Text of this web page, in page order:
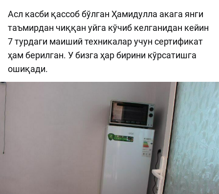
Асл касби қассоб бўлган Ҳамидулла акага янги
таъмирдан чиққан уйга кўчиб келганидан кейин
7 турдаги маиший техникалар учун сертификат
ҳам берилган. У бизга ҳар бирини кўрсатишга
ошиқади.